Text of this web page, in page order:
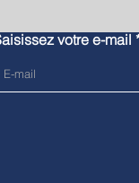
votre e-mail